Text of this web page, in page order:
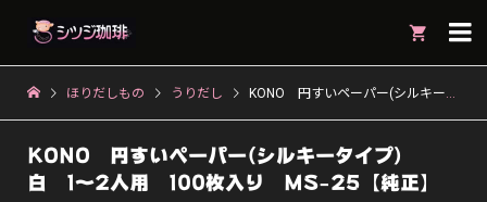

ほりだしもの うりだし KONO 円すいペーパー(シルキータイプ) 白 1〜2人用 100枚入り MS-25【純正】
KONO 円すいペーパー(シルキータイプ)
白 1〜2人用 100枚入り MS-25【純正】